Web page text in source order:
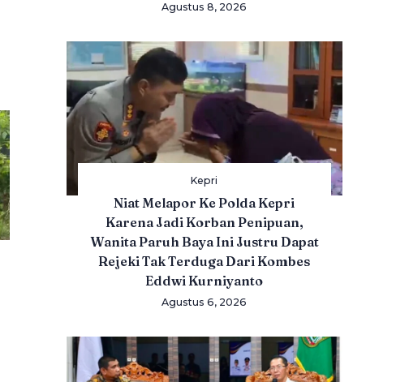
Agustus 8, 2026
Kepri
Niat Melapor Ke Polda Kepri
Karena Jadi Korban Penipuan,
Wanita Paruh Baya Ini Justru Dapat
Rejeki Tak Terduga Dari Kombes
Eddwi Kurniyanto
Agustus 6, 2026